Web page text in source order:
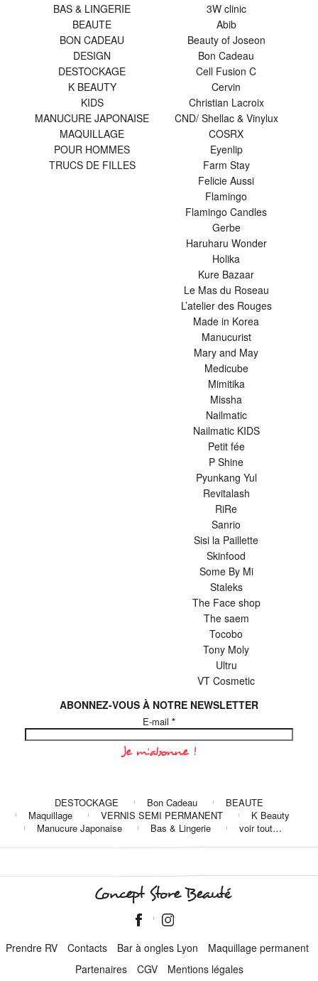
BAS & LINGERIE
BEAUTE
BON CADEAU
DESIGN
DESTOCKAGE
K BEAUTY
KIDS
MANUCURE JAPONAISE
MAQUILLAGE
POUR HOMMES
TRUCS DE FILLES
3W clinic
Abib
Beauty of Joseon
Bon Cadeau
Cell Fusion C
Cervin
Christian Lacroix
CND/ Shellac & Vinylux
COSRX
Eyenlip
Farm Stay
Felicie Aussi
Flamingo
Flamingo Candles
Gerbe
Haruharu Wonder
Holika
Kure Bazaar
Le Mas du Roseau
L’atelier des Rouges
Made in Korea
Manucurist
Mary and May
Medicube
Mimitika
Missha
Nailmatic
Nailmatic KIDS
Petit fée
P Shine
Pyunkang Yul
Revitalash
RiRe
Sanrio
Sisi la Paillette
Skinfood
Some By Mi
Staleks
The Face shop
The saem
Tocobo
Tony Moly
Ultru
VT Cosmetic
ABONNEZ-VOUS À NOTRE NEWSLETTER
E-mail *
DESTOCKAGE Bon Cadeau
BEAUTE
Maquillage
VERNIS SEMI PERMANENT
K Beauty
Manucure Japonaise
Bas & Lingerie voir tout…
Concept Store Beauté
Prendre RV Contacts Bar à ongles Lyon
Maquillage permanent
Partenaires
CGV Mentions légales